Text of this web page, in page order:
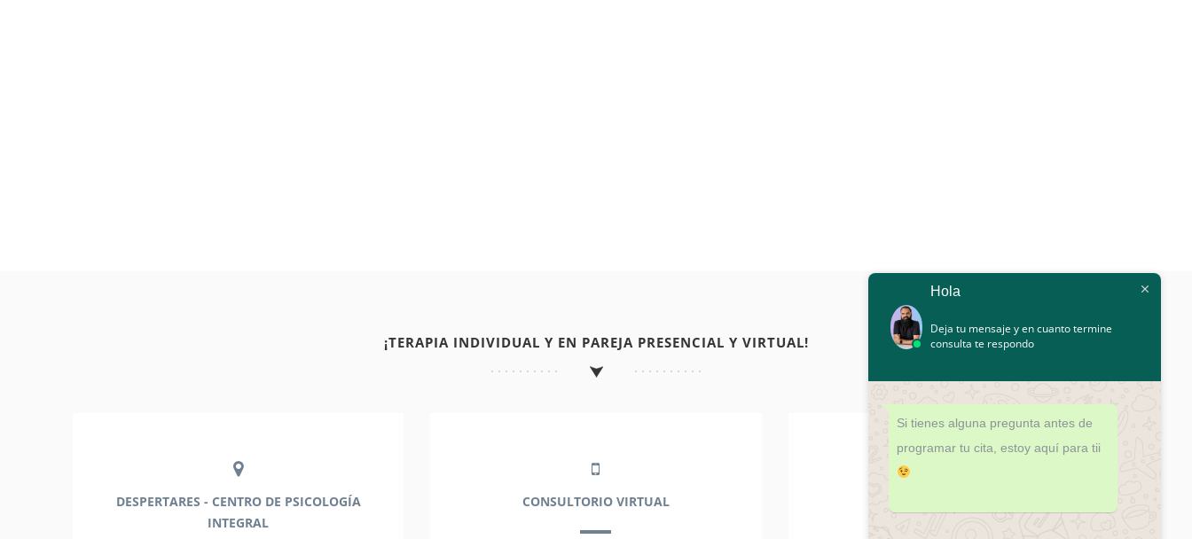
¡TERAPIA INDIVIDUAL Y EN PAREJA PRESENCIAL Y VIRTUAL!
DESPERTARES - CENTRO DE PSICOLOGÍA
INTEGRAL
CONSULTORIO VIRTUAL
Hola
Deja tu mensaje y en cuanto termine
consulta te respondo
Si tienes alguna pregunta antes de
programar tu cita, estoy aquí para tii